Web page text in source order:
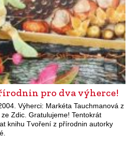
pro dva výherce!
Výherci: Markéta Tauchmanová z
Zdic. Gratulujeme! Tentokrát
knihu Tvoření z přírodnin autorky